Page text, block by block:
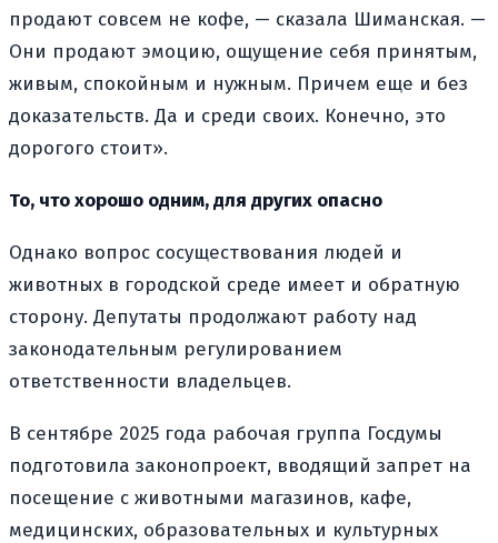
продают совсем не кофе, — сказала Шиманская. —
Они продают эмоцию, ощущение себя принятым,
живым, спокойным и нужным. Причем еще и без
доказательств. Да и среди своих. Конечно, это
дорогого стоит».
То, что хорошо одним, для других опасно
Однако вопрос сосуществования людей и
животных в городской среде имеет и обратную
сторону. Депутаты продолжают работу над
законодательным регулированием
ответственности владельцев.
В сентябре 2025 года рабочая группа Госдумы
подготовила законопроект, вводящий запрет на
посещение с животными магазинов, кафе,
медицинских, образовательных и культурных